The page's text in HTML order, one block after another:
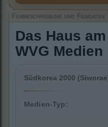
Filmbeschreibung und Filmdaten
Das Haus
WVG Medien
Südkorea 2000
Medien-Typ: